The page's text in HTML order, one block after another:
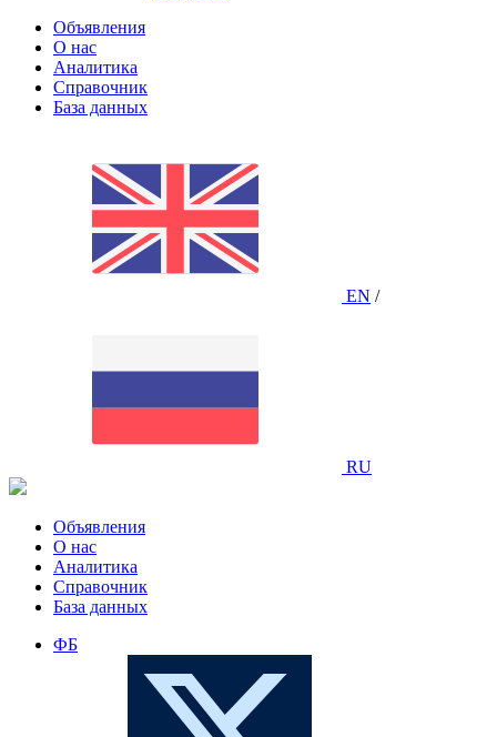
Объявления
О нас
Аналитика
Справочник
База данных
EN /
RU
Объявления
О нас
Аналитика
Справочник
База данных
ФБ